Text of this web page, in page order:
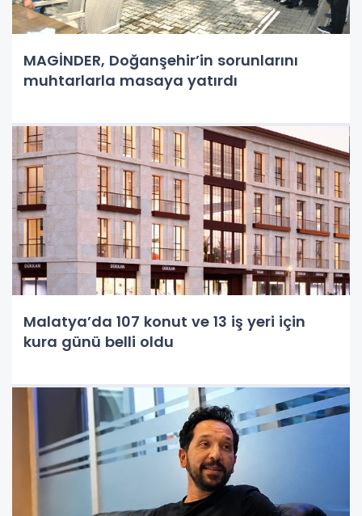
MAGİNDER, Doğanşehir’in sorunlarını
muhtarlarla masaya yatırdı
Malatya’da 107 konut ve 13 iş yeri için
kura günü belli oldu